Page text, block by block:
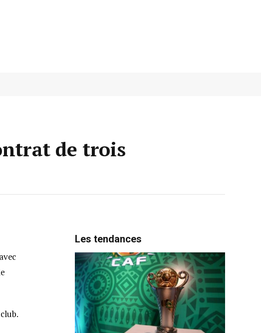
de trois
Les tendances